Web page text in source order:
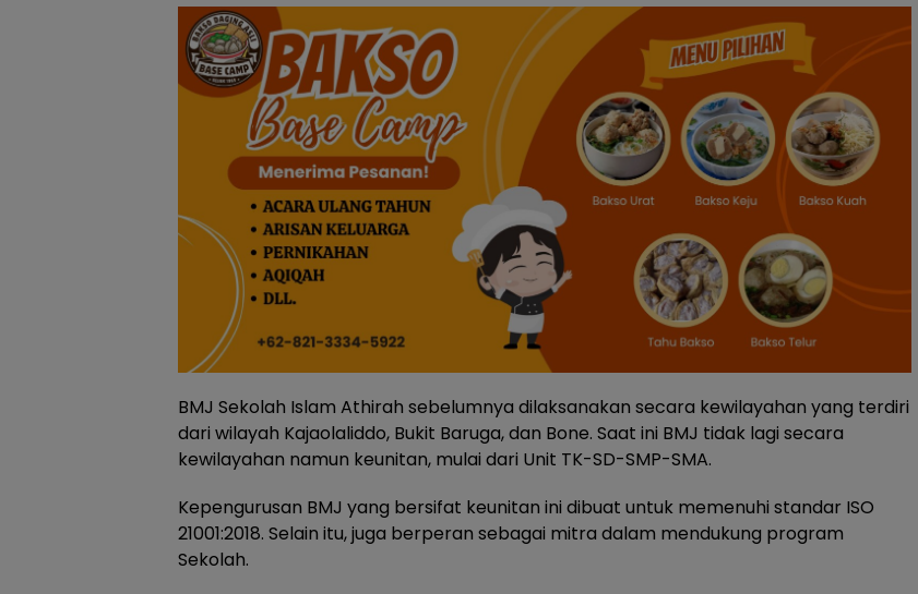
BMJ Sekolah Islam Athirah sebelumnya dilaksanakan secara kewilayahan yang terdiri
dari wilayah Kajaolaliddo, Bukit Baruga, dan Bone. Saat ini BMJ tidak lagi secara
kewilayahan namun keunitan, mulai dari Unit TK-SD-SMP-SMA.
Kepengurusan BMJ yang bersifat keunitan ini dibuat untuk memenuhi standar ISO
21001:2018. Selain itu, juga berperan sebagai mitra dalam mendukung program
Sekolah.